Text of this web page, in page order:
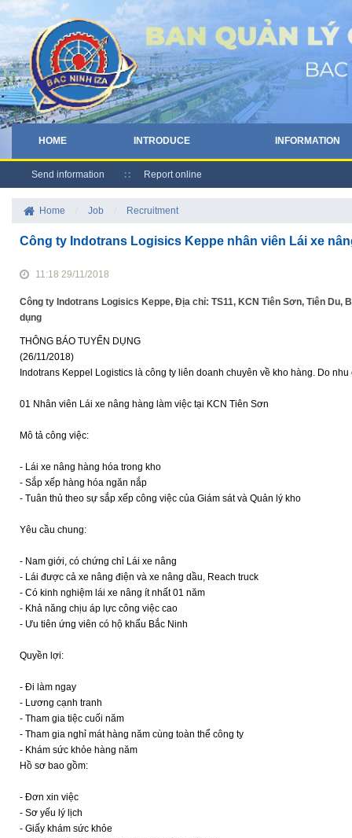
HOME INTRODUCE INFORMATION
Send information Report online
Home Job Recruitment
Công ty Indotrans Logisics Keppe nhân viên Lái xe
11:18 29/11/2018
Công ty Indotrans Logisics Keppe, Địa chỉ: TS11, KCN Tiên Sơn, Tiên
dụng
THÔNG BÁO TUYỂN DỤNG
(26/11/2018)
Indotrans Keppel Logistics là công ty liên doanh chuyên về kho hàng. Do
01 Nhân viên Lái xe nâng hàng làm việc tại KCN Tiên Sơn
Mô tả công việc:
- Lái xe nâng hàng hóa trong kho
- Sắp xếp hàng hóa ngăn nắp
- Tuân thủ theo sự sắp xếp công việc của Giám sát và Quản lý kho
Yêu cầu chung:
- Nam giới, có chứng chỉ Lái xe nâng
- Lái được cả xe nâng điện và xe nâng dầu, Reach truck
- Có kinh nghiệm lái xe nâng ít nhất 01 năm
- Khả năng chịu áp lực công việc cao
- Ưu tiên ứng viên có hộ khẩu Bắc Ninh
Quyền lợi:
- Đi làm ngay
- Lương cạnh tranh
- Tham gia tiệc cuối năm
- Tham gia nghỉ mát hàng năm cùng toàn thể công ty
- Khám sức khỏe hàng năm
Hồ sơ bao gồm:
- Đơn xin việc
- Sơ yếu lý lịch
- Giấy khám sức khỏe